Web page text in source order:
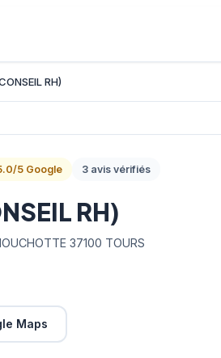
RH)
5 Google 3 avis vérifiés
RH)
37100 TOURS
Maps